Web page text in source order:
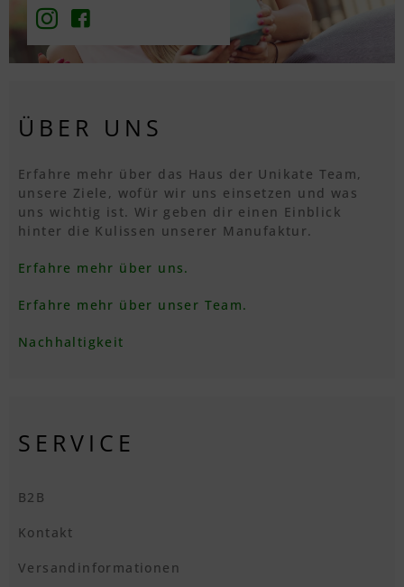
ÜBER UNS
Erfahre mehr über das Haus der Unikate Team,
unsere Ziele, wofür wir uns einsetzen und was
uns wichtig ist. Wir geben dir einen Einblick
hinter die Kulissen unserer Manufaktur.
Erfahre mehr über uns.
Erfahre mehr über unser Team.
Nachhaltigkeit
SERVICE
B2B
Kontakt
Versandinformationen